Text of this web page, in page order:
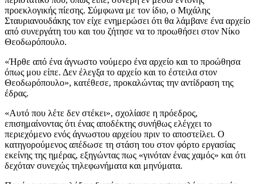
προεκλογικής πίεσης. Σύμφωνα με τον ίδιο, ο Μιχάλης
Σταυριανουδάκης τον είχε ενημερώσει ότι θα λάμβανε ένα αρχείο
από συνεργάτη του και του ζήτησε να το προωθήσει στον Νίκο
Θεοδωρόπουλο.
«Ήρθε από ένα άγνωστο νούμερο ένα αρχείο και το προώθησα
όπως μου είπε. Δεν έλεγξα το αρχείο και το έστειλα στον
Θεοδωρόπουλο», κατέθεσε, προκαλώντας την αντίδραση της
έδρας.
«Αυτό που λέτε δεν στέκει», σχολίασε η πρόεδρος,
επισημαίνοντας ότι ένας αποδέκτης συνήθως ελέγχει το
περιεχόμενο ενός άγνωστου αρχείου πριν το αποστείλει. Ο
κατηγορούμενος απέδωσε τη στάση του στον φόρτο εργασίας
εκείνης της ημέρας, εξηγώντας πως «γινόταν ένας χαμός» και ότι
δεχόταν συνεχώς τηλεφωνήματα και μηνύματα.